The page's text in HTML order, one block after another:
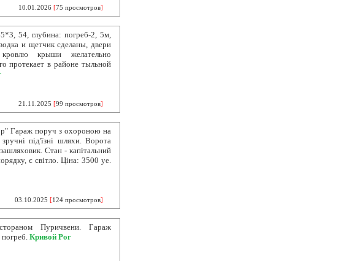
10.01.2026 [75 просмотров]
54, глубина: погреб-2, 5м,
и щетчик сделаны, двери
крыши желательно
протекает в районе тыльной
21.11.2025 [99 просмотров]
Гараж поруч з охороною на
під'їзні шляхи. Ворота
Стан - капітальний
є світло. Ціна: 3500 уе.
03.10.2025 [124 просмотров]
Пуричвени. Гараж
Кривой Рог